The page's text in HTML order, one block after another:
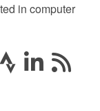
in computer